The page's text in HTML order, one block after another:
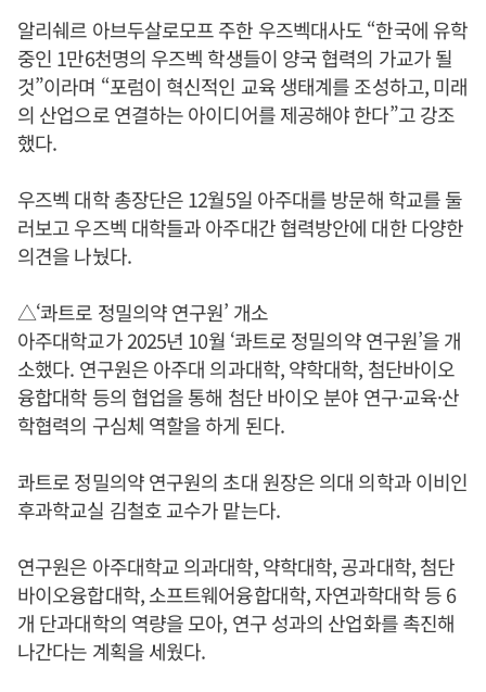
알리쉐르 아브두살로모프 주한 우즈벡대사도 “한국에 유학
중인 1만6천명의 우즈벡 학생들이 양국 협력의 가교가 될
것”이라며 “포럼이 혁신적인 교육 생태계를 조성하고, 미래
의 산업으로 연결하는 아이디어를 제공해야 한다”고 강조
했다.
우즈벡 대학 총장단은 12월5일 아주대를 방문해 학교를 둘
러보고 우즈벡 대학들과 아주대간 협력방안에 대한 다양한
의견을 나눴다.
△‘콰트로 정밀의약 연구원’ 개소
아주대학교가 2025년 10월 ‘콰트로 정밀의약 연구원’을 개
소했다. 연구원은 아주대 의과대학, 약학대학, 첨단바이오
융합대학 등의 협업을 통해 첨단 바이오 분야 연구·교육·산
학협력의 구심체 역할을 하게 된다.
콰트로 정밀의약 연구원의 초대 원장은 의대 의학과 이비인
후과학교실 김철호 교수가 맡는다.
연구원은 아주대학교 의과대학, 약학대학, 공과대학, 첨단
바이오융합대학, 소프트웨어융합대학, 자연과학대학 등 6
개 단과대학의 역량을 모아, 연구 성과의 산업화를 촉진해
나간다는 계획을 세웠다.